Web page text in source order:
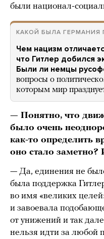
были национал-
КАКОЙ БЫЛА ГЕРМАНИЯ
Чем нацизм
что Гитлер добился
Были ли немцы
вопросы о
которым мир
— Понятно, что
было очень
как-то определить
оно стало заметно?
— Да, единения не
была поддержка
во имя «великих
и завоевала
от унижений и так
нельзя идти за любой